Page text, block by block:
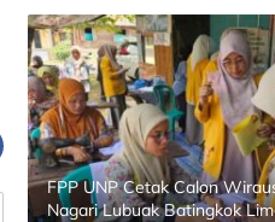
FPP UNP Cetak Calon
Nagari Lubuak Batingkok